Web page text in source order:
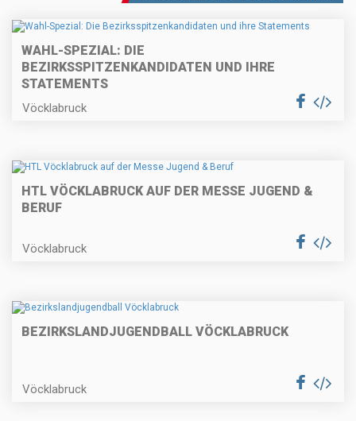
WAHL-SPEZIAL: DIE
BEZIRKSSPITZENKANDIDATEN UND IHRE
STATEMENTS
Vöcklabruck
HTL VÖCKLABRUCK AUF DER MESSE JUGEND &
BERUF
Vöcklabruck
BEZIRKSLANDJUGENDBALL VÖCKLABRUCK
Vöcklabruck